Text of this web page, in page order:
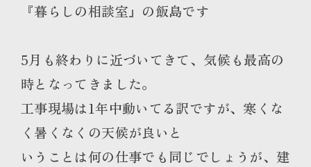
『暮らしの相談室』の飯島です
5月も終わりに近づいてきて、気候も最高の
時となってきました。
工事現場は1年中動いてる訳ですが、寒くな
く暑くなくの天候が良いと
いうことは何の仕事でも同じでしょうが、建